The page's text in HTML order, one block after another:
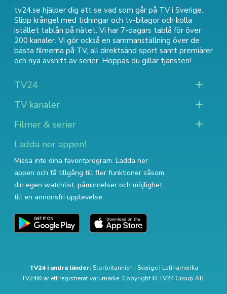
tv24.se hjälper dig att se vad som går på TV i Sverige.
Slipp krångel med tidningar och tv-bilagor och kolla
istället tablån på nätet. Vi har 7-dagars tablå för över
200 kanaler. Vi gör också en sammanställning över de
bästa filmerna på TV, all direktsänd sport samt premiärer
och nya avsnitt av serier. Hoppas du gillar tjänsten!
TV24
TV kanaler
Filmer & serier
Ladda ner appen!
Missa inte dina favoritprogram. Ladda ner
appen och få tillgång till fler funktioner såsom
din egen watchlist, påminnelser och möjlighet
till en annonsfri upplevelse.
TV24 i andra länder: Storbritannien | Sverige| Latinamerika
TV24® är ett registrerat varumärke. Copyright © TV24 Group AB.